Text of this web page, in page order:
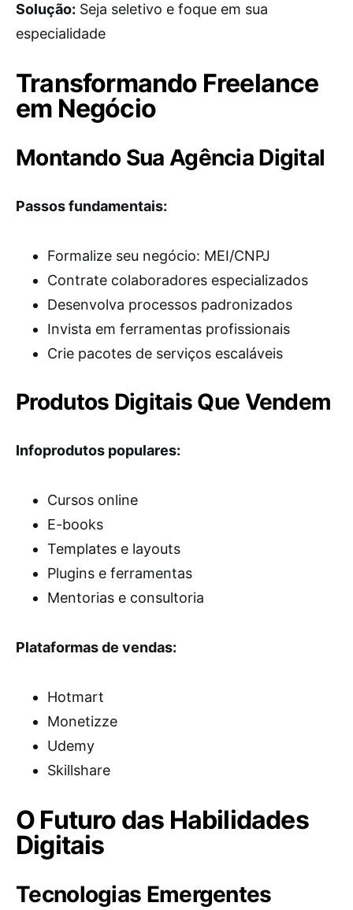
Solução: Seja seletivo e foque em sua
especialidade
Transformando Freelance
em Negócio
Montando Sua Agência Digital
Passos fundamentais:
Formalize seu negócio: MEI/CNPJ
Contrate colaboradores especializados
Desenvolva processos padronizados
Invista em ferramentas profissionais
Crie pacotes de serviços escaláveis
Produtos Digitais Que Vendem
Infoprodutos populares:
Cursos online
E-books
Templates e layouts
Plugins e ferramentas
Mentorias e consultoria
Plataformas de vendas:
Hotmart
Monetizze
Udemy
Skillshare
O Futuro das Habilidades
Digitais
Tecnologias Emergentes